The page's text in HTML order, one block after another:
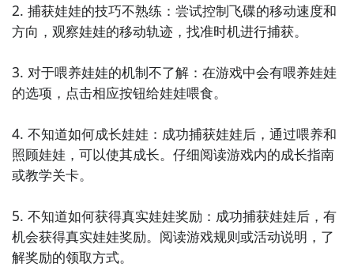
6. 《数独大师》：经典数独游戏，通过填写数字到九宫
的数字，锻炼逻辑推理能力。
除顺序，达到关卡要求，享受休闲的消除乐趣。
8. 《魔方大师》：挑战各种难度的魔方拼图，通过旋转
9. 《翻转棋局》：将整个棋局的棋子颜色翻转为同一种
颜色，通过合理的翻转顺序和策略，完成每个挑战。
2. 捕获娃娃的技巧不熟练：尝试控制飞碟的移动速度和
方向，观察娃娃的移动轨迹，找准时机进行捕获。
3. 对于喂养娃娃的机制不了解：在游戏中会有喂养娃娃
的选项，点击相应按钮给娃娃喂食。
4. 不知道如何成长娃娃：成功捕获娃娃后，通过喂养和
照顾娃娃，可以使其成长。仔细阅读游戏内的成长指南
或教学关卡。
5. 不知道如何获得真实娃娃奖励：成功捕获娃娃后，有
机会获得真实娃娃奖励。阅读游戏规则或活动说明，了
解奖励的领取方式。